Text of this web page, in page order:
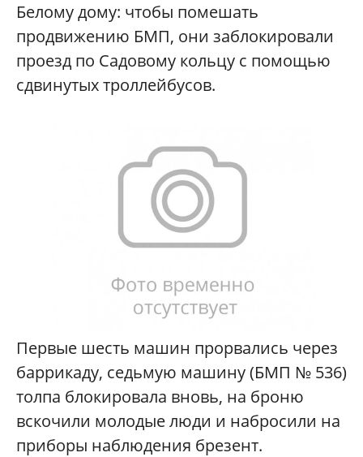
Белому дому: чтобы помешать
продвижению БМП, они заблокировали
проезд по Садовому кольцу с помощью
сдвинутых троллейбусов.
Первые шесть машин прорвались через
баррикаду, седьмую машину (БМП № 536)
толпа блокировала вновь, на броню
вскочили молодые люди и набросили на
приборы наблюдения брезент.